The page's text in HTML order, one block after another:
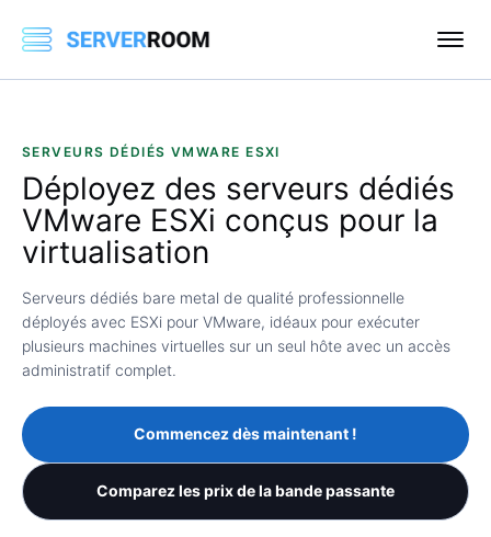
SERVEURS DÉDIÉS VMWARE ESXI
Déployez des serveurs dédiés
VMware ESXi conçus pour la
virtualisation
Serveurs dédiés bare metal de qualité professionnelle
déployés avec ESXi pour VMware, idéaux pour exécuter
plusieurs machines virtuelles sur un seul hôte avec un accès
administratif complet.
Commencez dès maintenant !
Comparez les prix de la bande passante